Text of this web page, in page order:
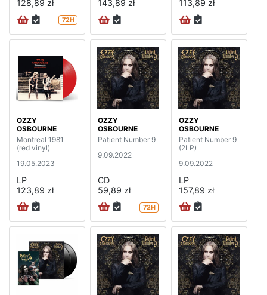
128,89 zł
72H
143,89 zł 113,89 zł
OZZY
OSBOURNE
Montreal 1981
(red vinyl)
19.05.2023
LP
123,89 zł
OZZY
OSBOURNE
Patient Number 9
9.09.2022
CD
59,89 zł
72H
OZZY
OSBOURNE
Patient Number 9
(2LP)
9.09.2022
LP
157,89 zł